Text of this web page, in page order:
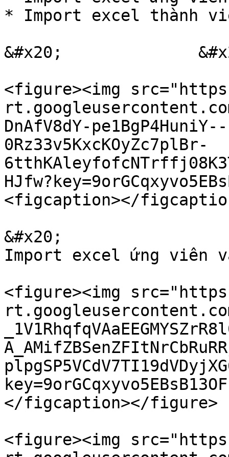
* Import excel thành
&#x20;
<figure><img
DnAfV8dY-pe1BgP4HuniY--
0Rz33v5KxcKOyZc7plBr-
<figcaption></
&#x20;
Import excel ứng viên
<figure><img
</figcaption></figure>
<figure><img